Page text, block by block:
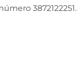
3872122251.